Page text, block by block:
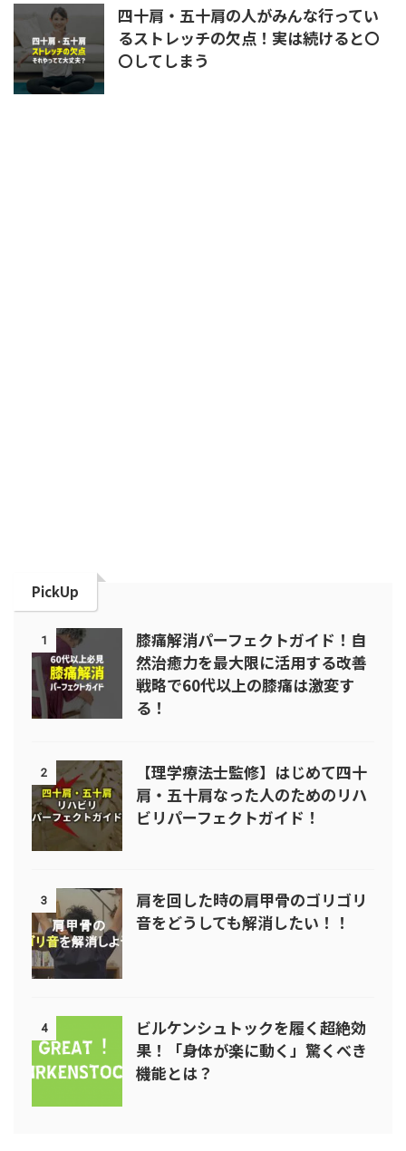
四十肩・五十肩の人がみんな行ってい
るストレッチの欠点！実は続けると〇
〇してしまう
PickUp
1
膝痛解消パーフェクトガイド！自
然治癒力を最大限に活用する改善
戦略で60代以上の膝痛は激変す
る！
2
【理学療法士監修】はじめて四十
肩・五十肩なった人のためのリハ
ビリパーフェクトガイド！
3
肩を回した時の肩甲骨のゴリゴリ
音をどうしても解消したい！！
4
ビルケンシュトックを履く超絶効
果！「身体が楽に動く」驚くべき
機能とは？